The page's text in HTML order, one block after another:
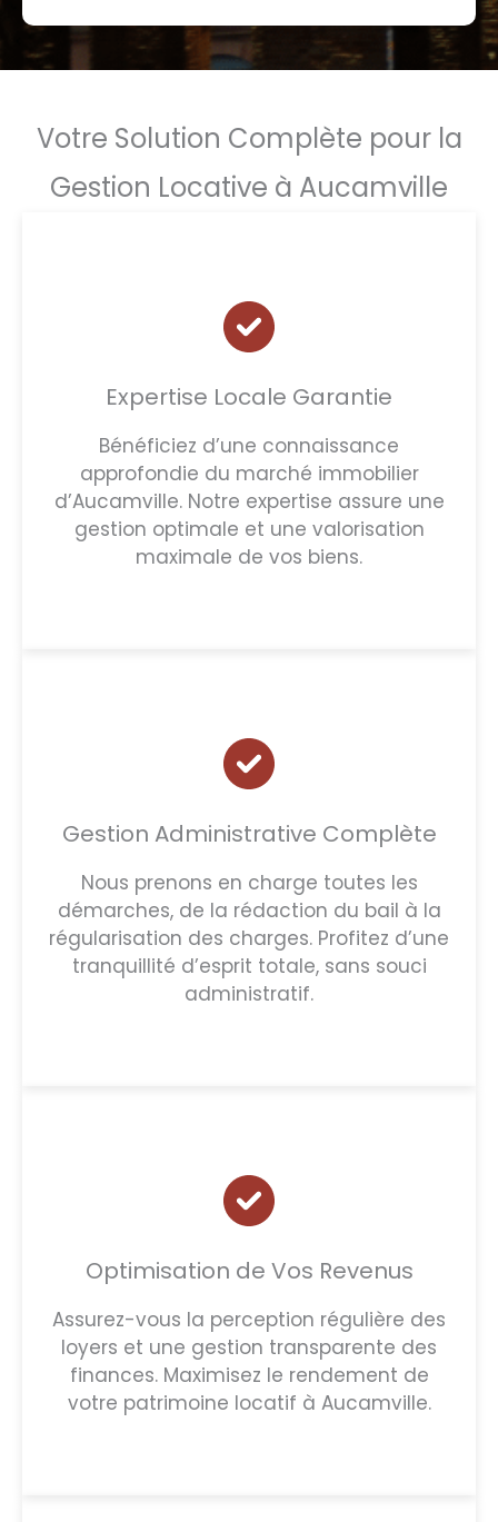
Votre Solution Complète pour la
Gestion Locative à Aucamville
Expertise Locale Garantie
Bénéficiez d’une connaissance
approfondie du marché immobilier
d’Aucamville. Notre expertise assure une
gestion optimale et une valorisation
maximale de vos biens.
Gestion Administrative Complète
Nous prenons en charge toutes les
démarches, de la rédaction du bail à la
régularisation des charges. Profitez d’une
tranquillité d’esprit totale, sans souci
administratif.
Optimisation de Vos Revenus
Assurez-vous la perception régulière des
loyers et une gestion transparente des
finances. Maximisez le rendement de
votre patrimoine locatif à Aucamville.